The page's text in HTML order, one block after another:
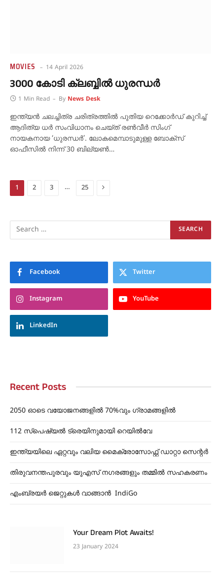
MOVIES 14 April 2026
3000 കോടി ക്ലബ്ബിൽ ധുരന്ധർ
1 Min Read By News Desk
ഇന്ത്യൻ ചലച്ചിത്ര ചരിത്രത്തിൽ പുതിയ റെക്കോർഡ് കുറിച്ച്
ആദിത്യ ധർ സംവിധാനം ചെയ്ത് രൺവീർ സിംഗ്
നായകനായ ‘ധുരന്ധർ’. ലോകമെമ്പാടുമുള്ള ബോക്സ്
ഓഫീസിൽ നിന്ന് 30 ബില്യൺ…
1 2 3 … 25 Next
Facebook Twitter
Instagram YouTube
LinkedIn
Recent Posts
2050 ഓടെ വയോജനങ്ങളിൽ 70%വും ഗ്രാമങ്ങളിൽ
112 സ്പെഷ്യൽ ട്രെയിനുമായി റെയിൽവേ
ഇന്ത്യയിലെ ഏറ്റവും വലിയ മൈക്രോസോഫ്റ്റ് ഡാറ്റാ സെന്റർ
തിരുവനന്തപുരവും യുഎസ് നഗരങ്ങളും തമ്മിൽ സഹകരണം
എംബ്രയർ ജെറ്റുകൾ വാങ്ങാൻ IndiGo
Your Dream Plot Awaits!
23 January 2024